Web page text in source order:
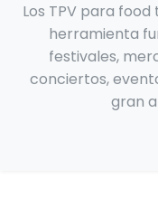
Los TPV para
herramienta
festivales,
conciertos,
gran